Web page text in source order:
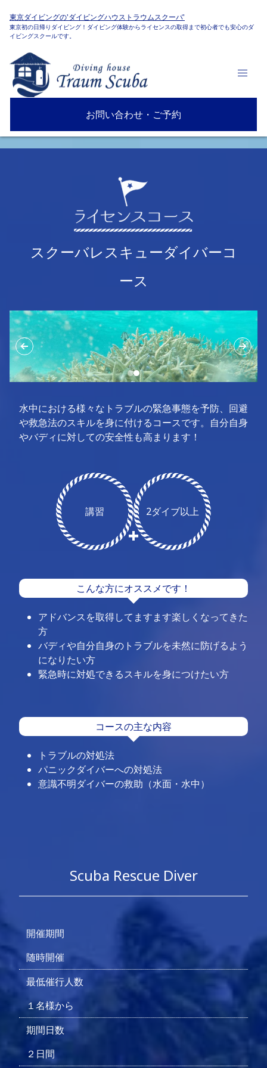
東京ダイビングの'ダイビングハウストラウムスクーバ'
東京初の日帰りダイビング！ダイビング体験からライセンスの取得まで初心者でも安心のダ
イビングスクールです。
お問い合わせ・ご予約
スクーバレスキューダイバーコ
ース
水中における様々なトラブルの緊急事態を予防、回避
や救急法のスキルを身に付けるコースです。自分自身
やバディに対しての安全性も高まります！
講習 2ダイブ以上
こんな方にオススメです！
アドバンスを取得してますます楽しくなってきた
方
バディや自分自身のトラブルを未然に防げるよう
になりたい方
緊急時に対処できるスキルを身につけたい方
コースの主な内容
トラブルの対処法
パニックダイバーへの対処法
意識不明ダイバーの救助（水面・水中）
Scuba Rescue Diver
開催期間
随時開催
最低催行人数
１名様から
期間日数
２日間